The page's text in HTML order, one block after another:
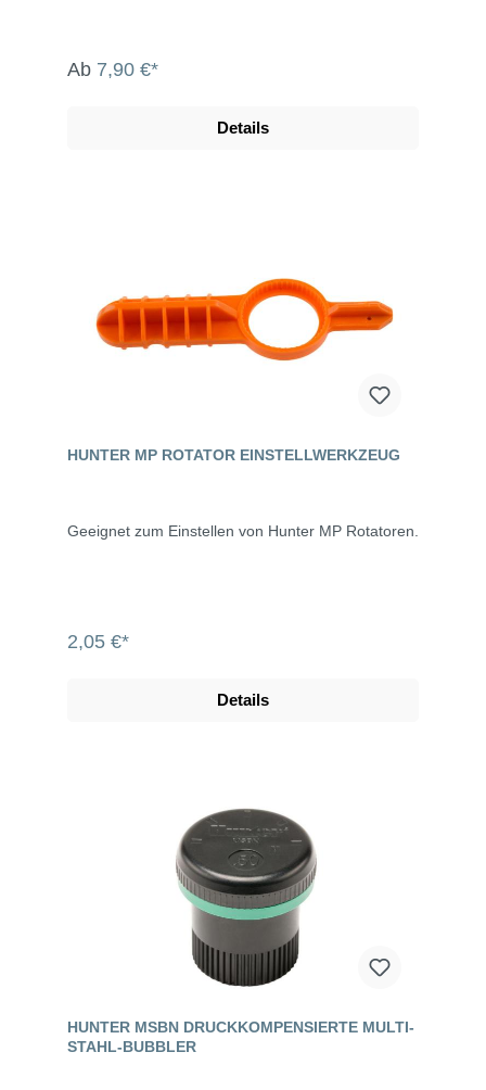
Ab 7,90 €*
Details
HUNTER MP ROTATOR EINSTELLWERKZEUG
Geeignet zum Einstellen von Hunter MP Rotatoren.
2,05 €*
Details
HUNTER MSBN DRUCKKOMPENSIERTE MULTI-
STAHL-BUBBLER